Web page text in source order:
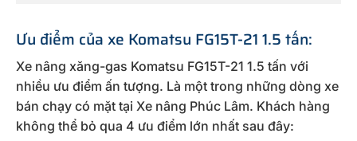
Ưu điểm của xe Komatsu FG15T-21 1.5 tấn:
Xe nâng xăng-gas Komatsu FG15T-21 1.5 tấn với
nhiều ưu điểm ấn tượng. Là một trong những dòng xe
bán chạy có mặt tại Xe nâng Phúc Lâm. Khách hàng
không thể bỏ qua 4 ưu điểm lớn nhất sau đây: